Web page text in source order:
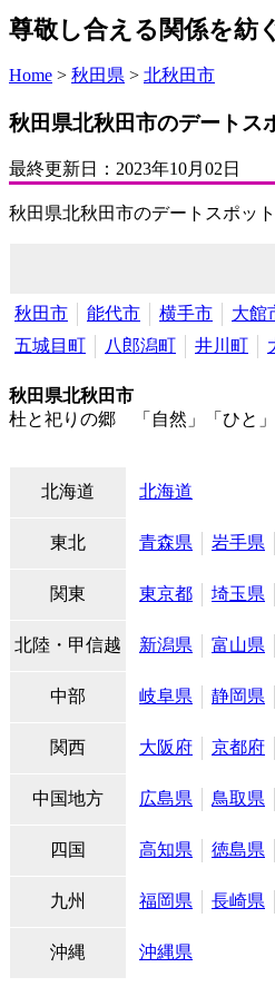
尊敬し合える関係を紡
Home > 秋田県 > 北秋田市
秋田県北秋田市のデートス
最終更新日： 2023年10月02日
秋田県北秋田市のデートスポッ
秋田市 能代市 横手市 大館
五城目町
八郎潟町 井川町
秋田県北秋田市
杜と祀りの郷 「自然」「ひと
北海道 北海道
東北 青森県 岩手県
関東 東京都 埼玉県
北陸・甲信越 新潟県 富山県
中部 岐阜県 静岡県
関西 大阪府 京都府
中国地方 広島県 鳥取県
四国 高知県 徳島県
九州 福岡県 長崎県
沖縄 沖縄県